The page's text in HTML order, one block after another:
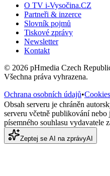
O TV i-Vysočina.CZ
Partneři & inzerce
Slovník pojmů
Tiskové zprávy
Newsletter
Kontakt
© 2026 pHmedia Czech
Všechna práva vyhrazena.
Ochrana osobních údajů•Cookies
Obsah serveru je chráněn
serveru včetně publikování nebo
písemného souhlasu vydavatele
Zeptej se AI na zprávyAI